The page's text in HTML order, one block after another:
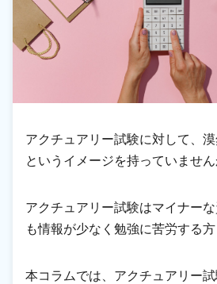
アクチュアリー試験に対して、漠
というイメージを持っていません
アクチュアリー試験はマイナー
も情報が少なく勉強に苦労する方
本コラムでは、アクチュアリー